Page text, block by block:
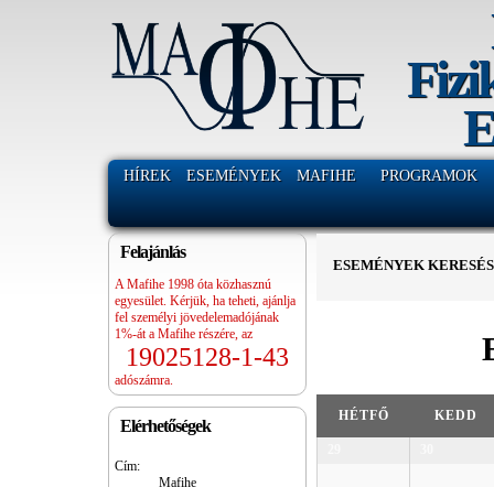
HÍREK ESEMÉNYEK MAFIHE PROGRAMOK
Felajánlás
A Mafihe 1998 óta közhasznú
egyesület. Kérjük, ha teheti, ajánlja
fel személyi jövedelemadójának
1%-át a Mafihe részére, az
19025128-1-43
adószámra.
Elérhetőségek
Cím:
Mafihe
ESEMÉNYEK
Hónap
navigáció
HÉTFŐ KEDD